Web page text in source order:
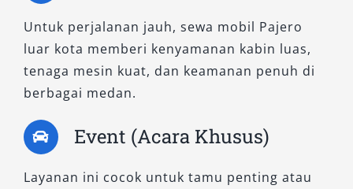
Anda mencari mobil Pajero Ponorogo yang
nyaman, elegan, dan bertenaga, percayakan
perjalanan Anda kepada layanan kami.
Untuk perjalanan jauh, sewa mobil Pajero
luar kota memberi kenyamanan kabin luas,
tenaga mesin kuat, dan keamanan penuh di
berbagai medan.
Event (Acara Khusus)
Layanan ini cocok untuk tamu penting atau